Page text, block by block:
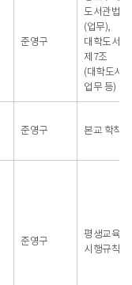
준영구
도서관법
(업무),
대학도서관
제7조
(대학도서
업무 등)
준영구 본교 학칙
준영구
평생교육법
시행규칙